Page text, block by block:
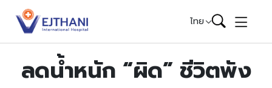
Skip to content
ไทย
ลดน้ำหนัก “ผิด” ชีวิตพัง